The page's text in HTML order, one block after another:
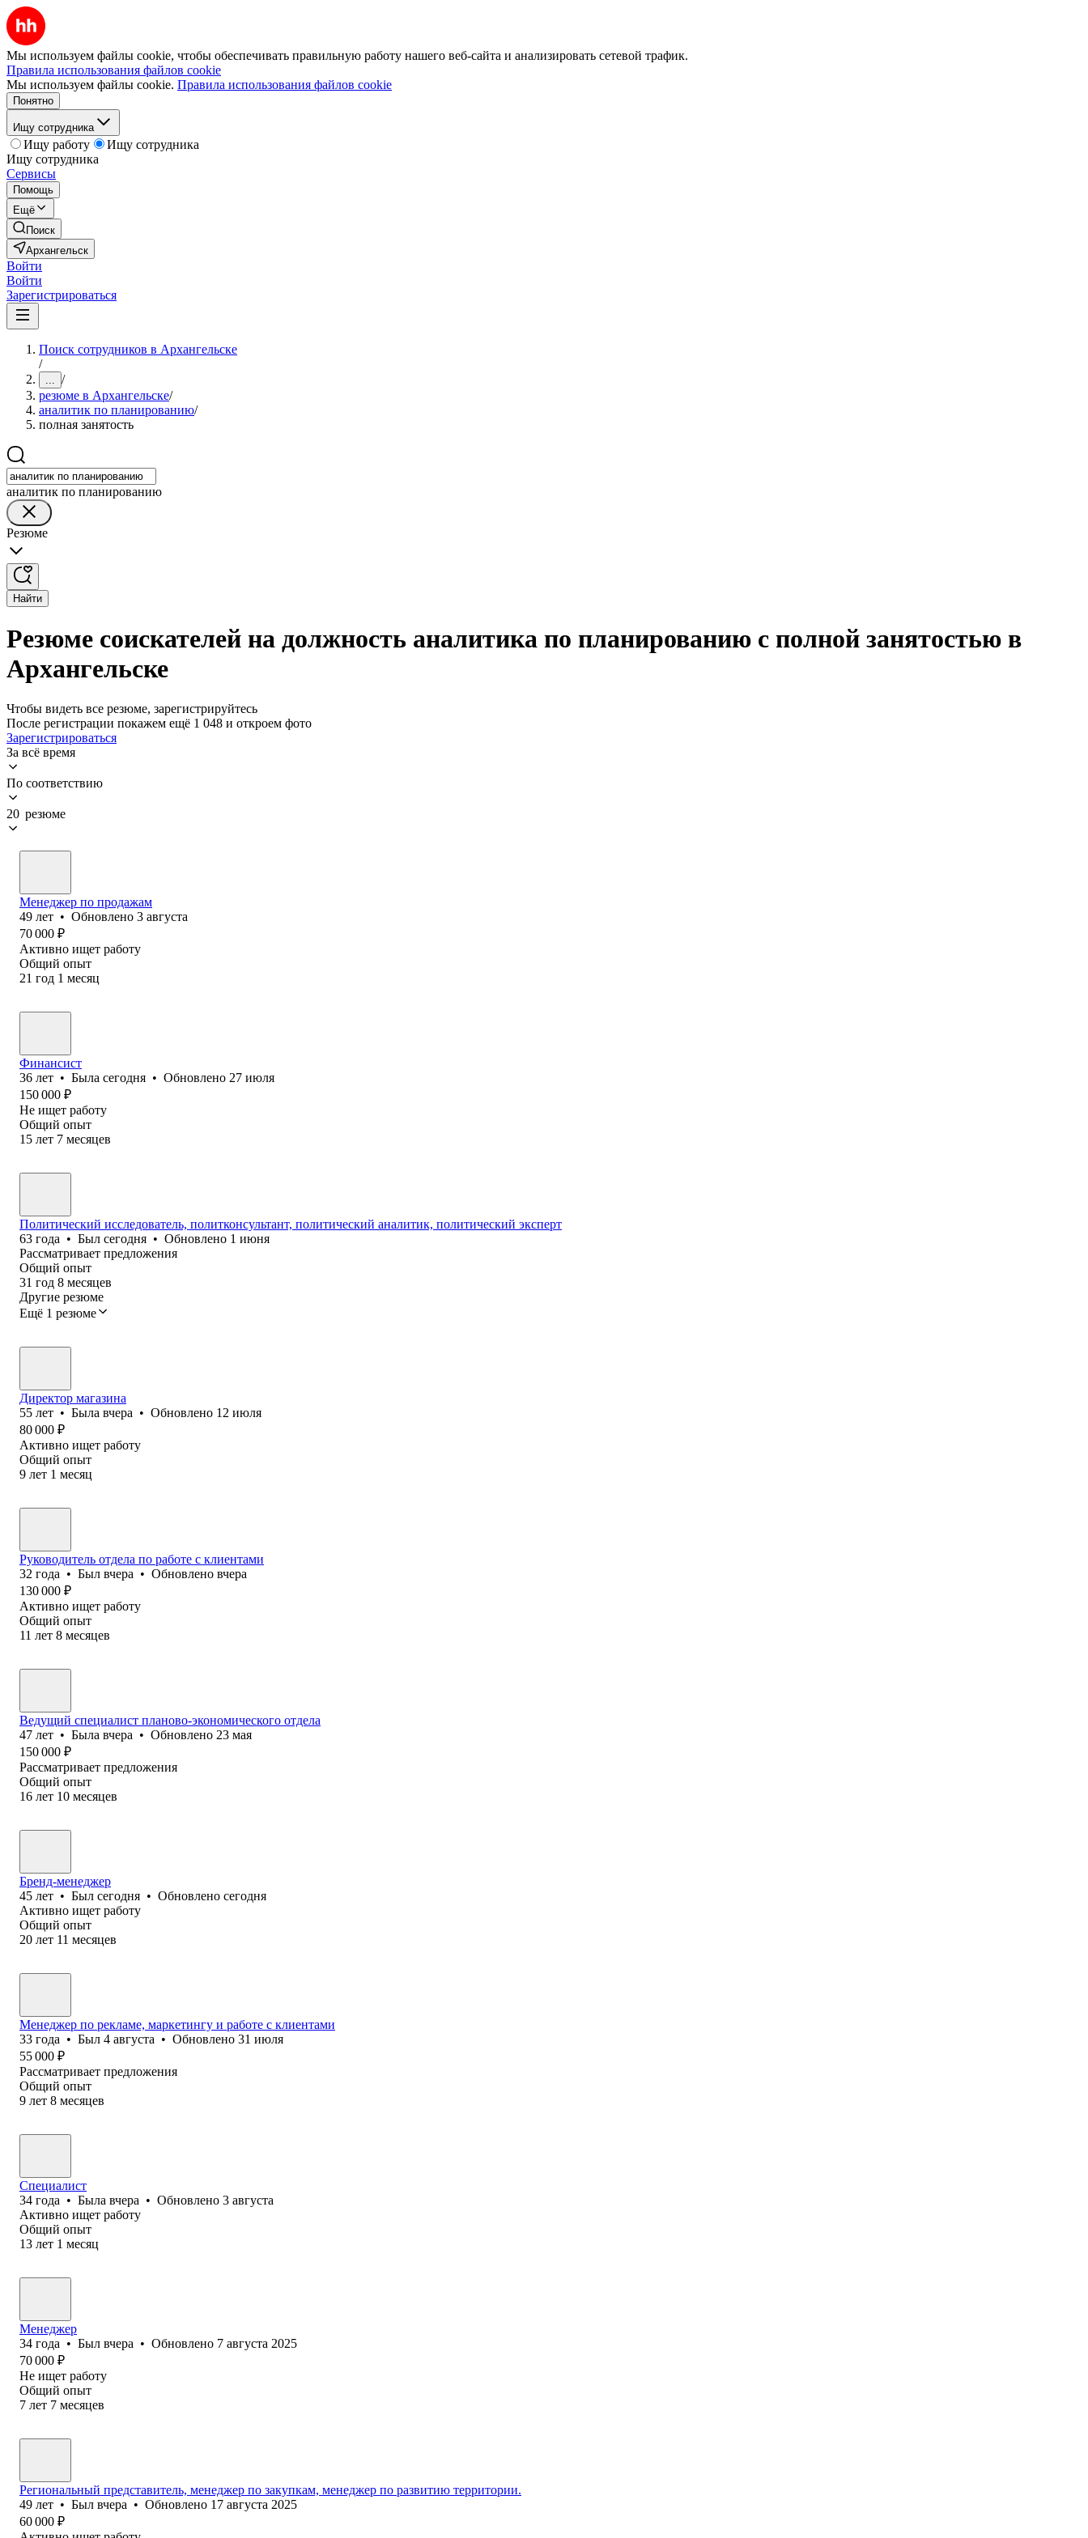
Мы используем файлы cookie, чтобы обеспечивать правильную работу нашего веб-сайта и анализировать сетевой трафик.
Правила использования файлов cookie
Мы используем файлы cookie. Правила использования файлов cookie
Понятно
Ищу сотрудника
Ищу работу
Ищу сотрудника
Ищу сотрудника
Сервисы
Помощь
Ещё
Поиск
Архангельск
Войти
Войти
Зарегистрироваться
Поиск сотрудников в Архангельске
/
... /
резюме в Архангельске/
аналитик по планированию/
полная занятость
аналитик по планированию
Резюме
Найти
Резюме соискателей на должность аналитика по планированию с полной занятостью в
Архангельске
Чтобы видеть все резюме, зарегистрируйтесь
После регистрации покажем ещё 1 048 и откроем фото
Зарегистрироваться
За всё время
По соответствию
20 резюме
Менеджер по продажам
49 лет • Обновлено 3 августа
70 000 ₽
Активно ищет работу
Общий опыт
21 год 1 месяц
Финансист
36 лет • Была сегодня • Обновлено 27 июля
150 000 ₽
Не ищет работу
Общий опыт
15 лет 7 месяцев
Политический исследователь, политконсультант, политический аналитик, политический эксперт
63 года • Был сегодня • Обновлено 1 июня
Рассматривает предложения
Общий опыт
31 год 8 месяцев
Другие резюме
Ещё 1 резюме
Директор магазина
55 лет • Была вчера • Обновлено 12 июля
80 000 ₽
Активно ищет работу
Общий опыт
9 лет 1 месяц
Руководитель отдела по работе с клиентами
32 года • Был вчера • Обновлено вчера
130 000 ₽
Активно ищет работу
Общий опыт
11 лет 8 месяцев
Ведущий специалист планово-экономического отдела
47 лет • Была вчера • Обновлено 23 мая
150 000 ₽
Рассматривает предложения
Общий опыт
16 лет 10 месяцев
Бренд-менеджер
45 лет • Был сегодня • Обновлено сегодня
Активно ищет работу
Общий опыт
20 лет 11 месяцев
Менеджер по рекламе, маркетингу и работе с клиентами
33 года • Был 4 августа • Обновлено 31 июля
55 000 ₽
Рассматривает предложения
Общий опыт
9 лет 8 месяцев
Специалист
34 года • Была вчера • Обновлено 3 августа
Активно ищет работу
Общий опыт
13 лет 1 месяц
Менеджер
34 года • Был вчера • Обновлено 7 августа 2025
70 000 ₽
Не ищет работу
Общий опыт
7 лет 7 месяцев
Региональный представитель, менеджер по закупкам, менеджер по развитию территории.
49 лет • Был вчера • Обновлено 17 августа 2025
60 000 ₽